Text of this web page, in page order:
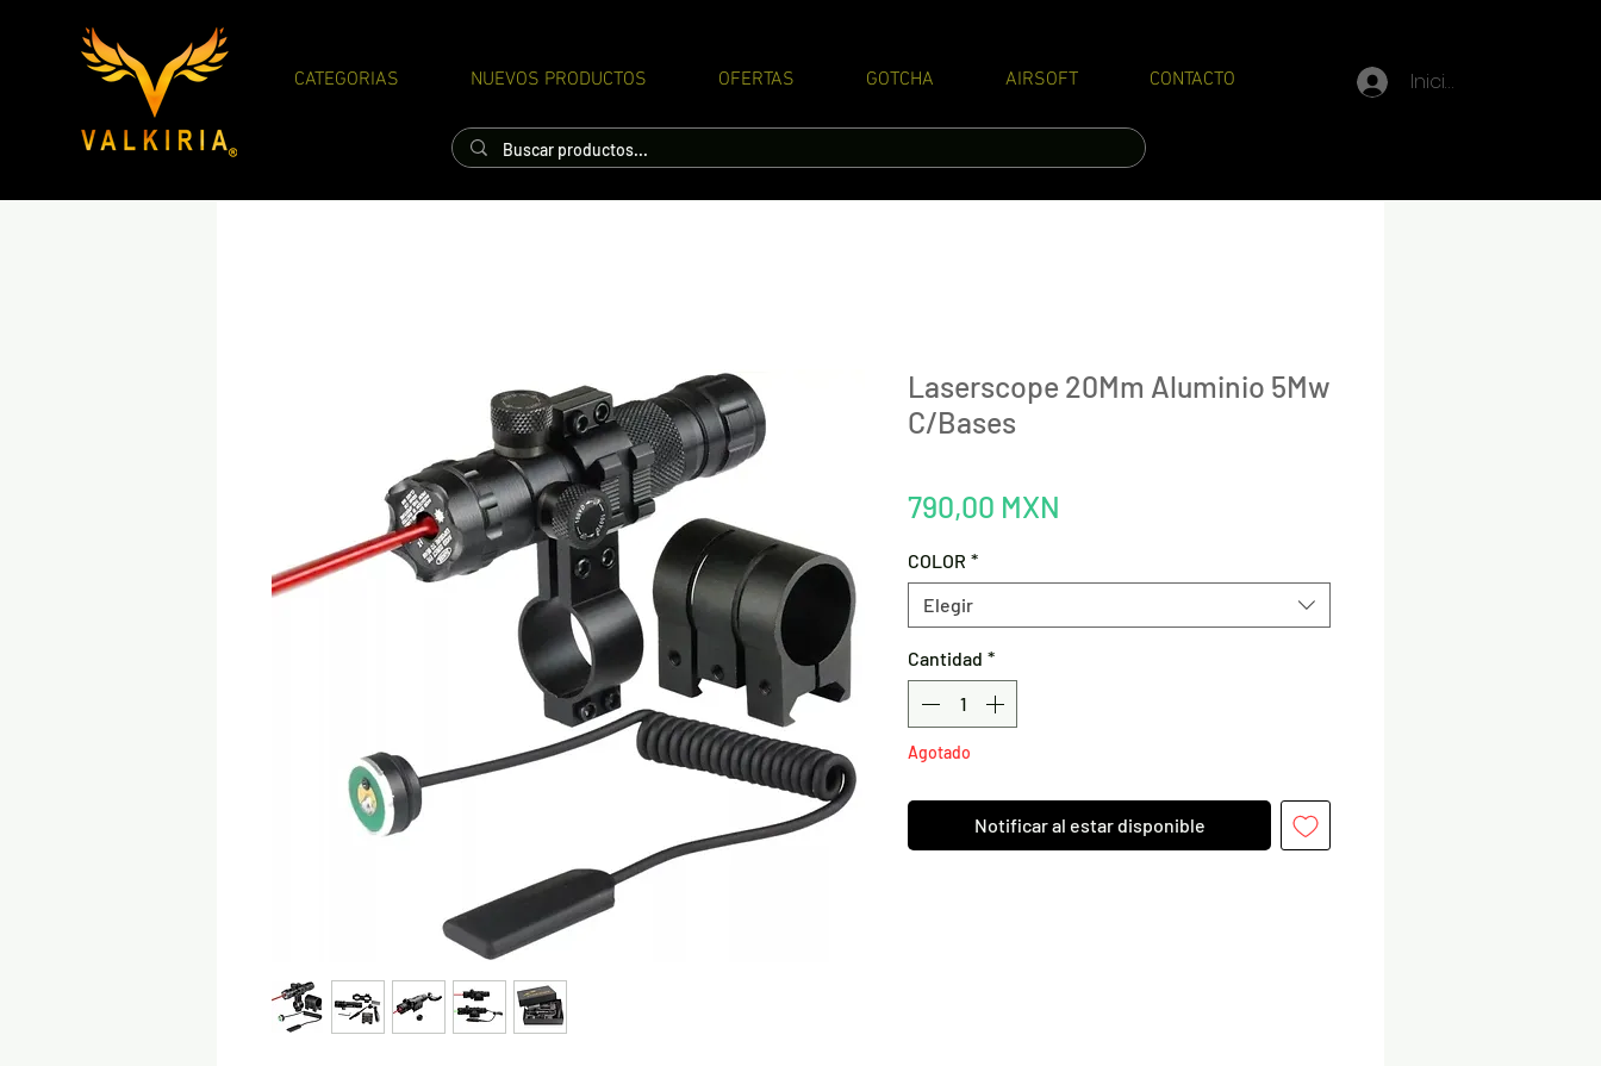
CATEGORIAS NUEVOS PRODUCTOS OFERTAS GOTCHA AIRSOFT CONTACTO Iniciar sesión
Laserscope 20Mm Aluminio 5Mw
C/Bases
790,00 MXN
COLOR *
Elegir
Cantidad *
Agotado
Notificar al estar disponible